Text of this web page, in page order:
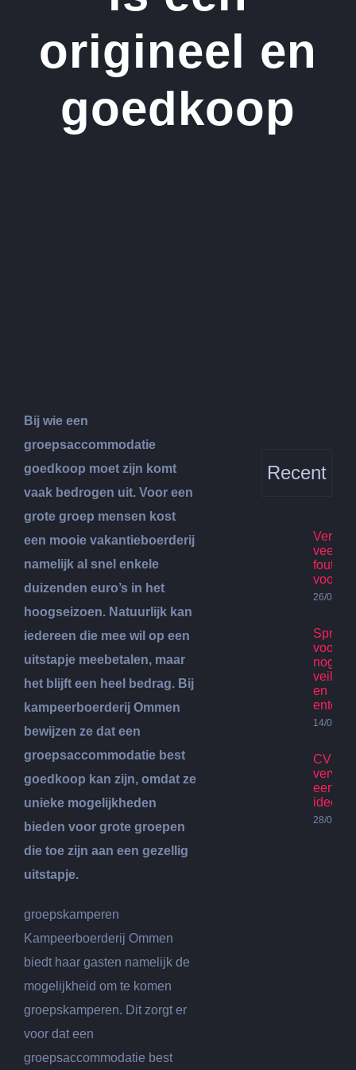
origineel en
goedkoop
Bij wie een
groepsaccommodatie
goedkoop moet zijn komt
vaak bedrogen uit. Voor een
grote groep mensen kost
een mooie vakantieboerderij
namelijk al snel enkele
duizenden euro’s in het
hoogseizoen. Natuurlijk kan
iedereen die mee wil op een
uitstapje meebetalen, maar
het blijft een heel bedrag. Bij
kampeerboerderij Ommen
bewijzen ze dat een
groepsaccommodatie best
goedkoop kan zijn, omdat ze
unieke mogelijkheden
bieden voor grote groepen
die toe zijn aan een gezellig
uitstapje.
groepskamperen
Kampeerboerderij Ommen
biedt haar gasten namelijk de
mogelijkheid om te komen
groepskamperen. Dit zorgt er
voor dat een
groepsaccommodatie best
Recent
fouten
26/07/
voor
nog
veilig
en
14/07/
CV
een
idee?
28/06/